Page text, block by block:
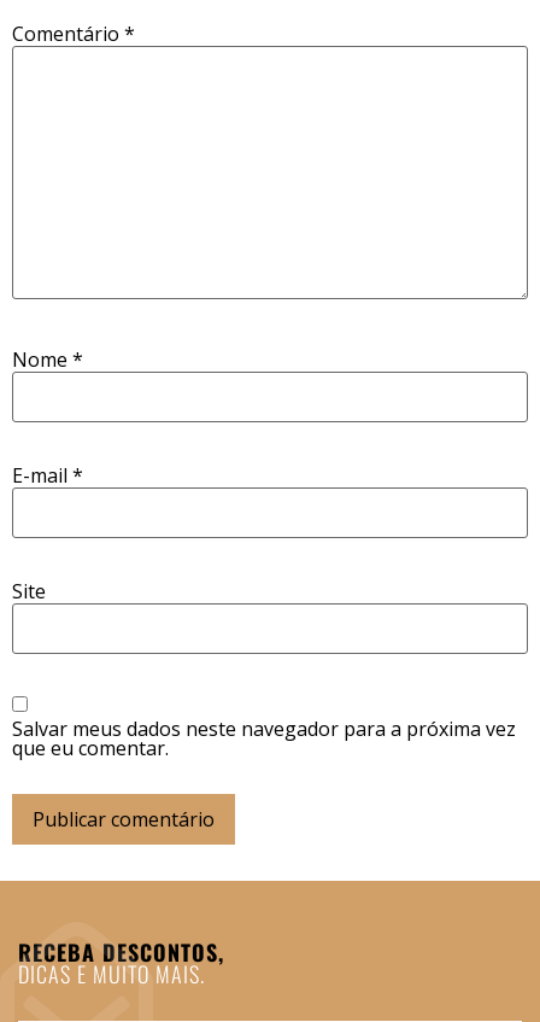
Comentário *
Nome *
E-mail *
Site
Salvar meus dados neste navegador para a próxima vez
que eu comentar.
RECEBA DESCONTOS,
DICAS E MUITO MAIS.